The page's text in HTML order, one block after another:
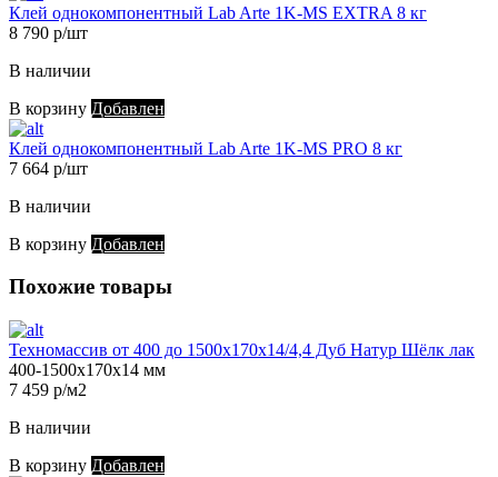
Клей однокомпонентный Lab Arte 1K-MS EXTRA 8 кг
8 790 р/шт
В наличии
В корзину Добавлен
Клей однокомпонентный Lab Arte 1K-MS PRO 8 кг
7 664 р/шт
В наличии
В корзину Добавлен
Похожие товары
Техномассив от 400 до 1500х170х14/4,4 Дуб Натур Шёлк лак
400-1500х170х14 мм
7 459 р/м2
В наличии
В корзину Добавлен